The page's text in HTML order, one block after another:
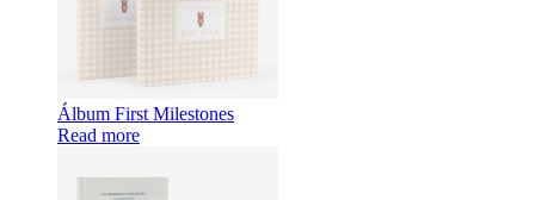
Álbum First Milestones
Read more